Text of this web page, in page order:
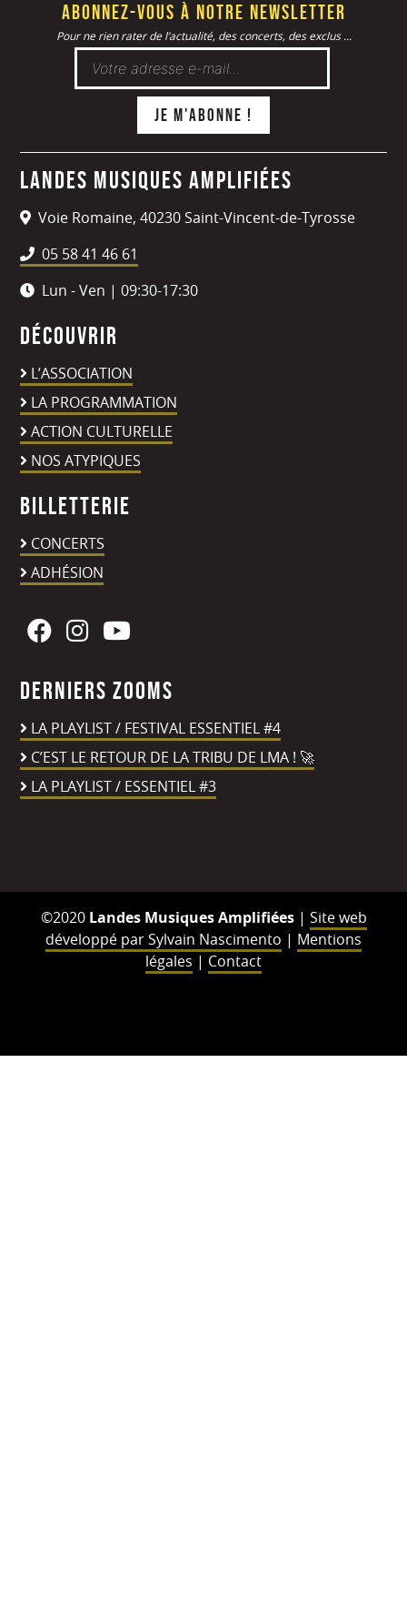
Abonnez-vous à notre newsletter
Pour ne rien rater de l’actualité, des concerts, des exclus ...
Landes Musiques Amplifiées
Voie Romaine, 40230 Saint-Vincent-de-Tyrosse
05 58 41 46 61
Lun - Ven | 09:30-17:30
Découvrir
L’ASSOCIATION
LA PROGRAMMATION
ACTION CULTURELLE
NOS ATYPIQUES
Billetterie
CONCERTS
ADHÉSION
Derniers zooms
LA PLAYLIST / FESTIVAL ESSENTIEL #4
C’EST LE RETOUR DE LA TRIBU DE LMA ! 🚀
LA PLAYLIST / ESSENTIEL #3
©2020 Landes Musiques Amplifiées| Site web
développé par Sylvain Nascimento | Mentions
légales | Contact